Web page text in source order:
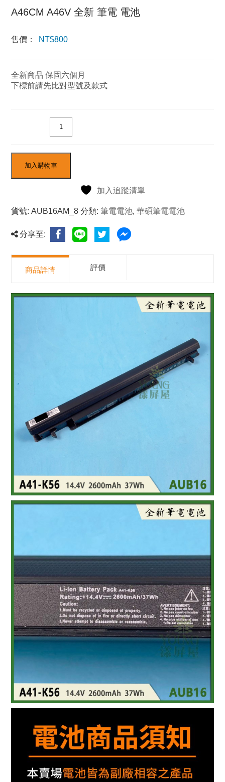
A46CM A46V 全新 筆電 電池
售價： NT$800
全新商品 保固六個月
下標前請先比對型號及款式
加入購物車
加入追蹤清單
貨號:AUB16AM_8 分類:筆電電池,華碩筆電電池
分享至:
商品詳情 評價